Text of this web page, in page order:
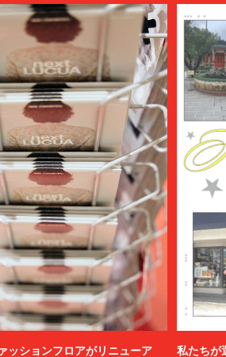
ッションフロアがリニューア 私たちが